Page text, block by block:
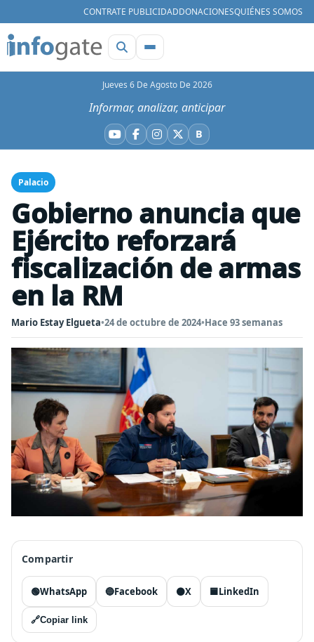
CONTRATE PUBLICIDADDONACIONESQUIÉNES SOMOS
Jueves 6 De Agosto De 2026
Informar, analizar, anticipar
YouTube
Facebook
Instagram
X BBluesky
Palacio
Gobierno anuncia que
Ejército reforzará
fiscalización de armas
en la RM
Mario Estay Elgueta•24 de octubre de 2024•Hace 93 semanas
Compartir
🟢WhatsApp 🔵Facebook ⚫X 🟦LinkedIn
🔗Copiar link